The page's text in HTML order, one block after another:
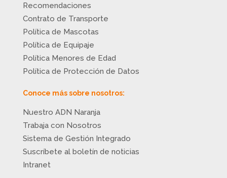
Recomendaciones
Contrato de Transporte
Política de Mascotas
Política de Equipaje
Política Menores de Edad
Política de Protección de Datos
Conoce más sobre nosotros:
Nuestro ADN Naranja
Trabaja con Nosotros
Sistema de Gestión Integrado
Suscríbete al boletín de noticias
Intranet